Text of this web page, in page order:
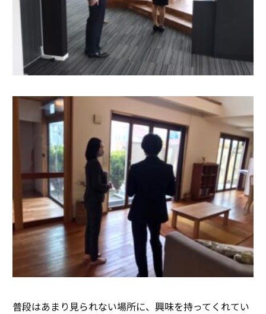
普段はあまり見られない場所に、興味を持ってくれてい